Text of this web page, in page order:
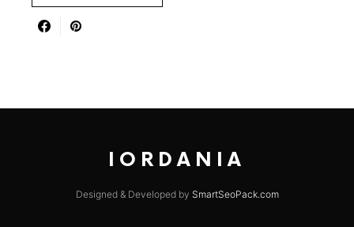
IORDANIA
Designed & Developed by SmartSeoPack.com